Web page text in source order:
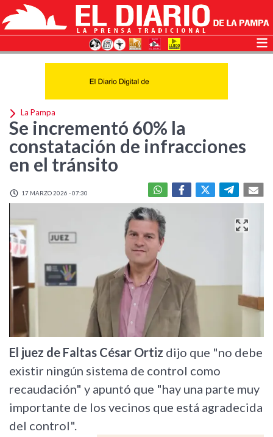
La Pampa
Se incrementó 60% la
constatación de infracciones
en el tránsito
17 MARZO 2026 - 07:30
El juez de Faltas César Ortiz dijo que "no debe
existir ningún sistema de control como
recaudación" y apuntó que "hay una parte muy
importante de los vecinos que está agradecida
del control".